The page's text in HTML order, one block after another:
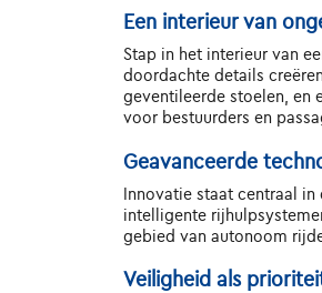
Een interieur van
Stap in het interieur van
doordachte details
geventileerde stoelen, en
voor bestuurders en
Geavanceerde
Innovatie staat centraal in
intelligente
gebied van autonoom
Veiligheid als